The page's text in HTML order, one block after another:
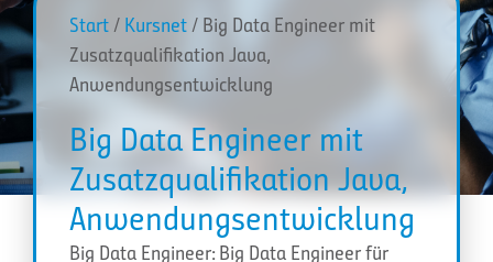
Start / Kursnet/ Big Data Engineer mit
Zusatzqualifikation Java,
Anwendungsentwicklung
Big Data Engineer mit
Zusatzqualifikation Java,
Anwendungsentwicklung
Big Data Engineer: Big Data Engineer für